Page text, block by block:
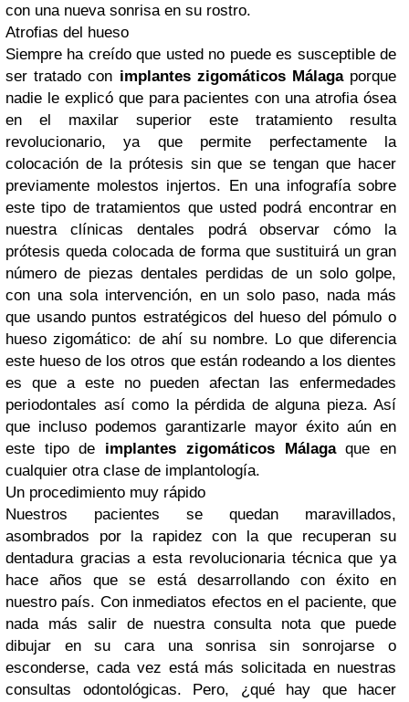
con una nueva sonrisa en su rostro.
Atrofias del hueso
Siempre ha creído que usted no puede es susceptible de
ser tratado con implantes zigomáticos Málagaporque
nadie le explicó que para pacientes con una atrofia ósea
en el maxilar superior este tratamiento resulta
revolucionario, ya que permite perfectamente la
colocación de la prótesis sin que se tengan que hacer
previamente molestos injertos. En una infografía sobre
este tipo de tratamientos que usted podrá encontrar en
nuestra clínicas dentales podrá observar cómo la
prótesis queda colocada de forma que sustituirá un gran
número de piezas dentales perdidas de un solo golpe,
con una sola intervención, en un solo paso, nada más
que usando puntos estratégicos del hueso del pómulo o
hueso zigomático: de ahí su nombre. Lo que diferencia
este hueso de los otros que están rodeando a los dientes
es que a este no pueden afectan las enfermedades
periodontales así como la pérdida de alguna pieza. Así
que incluso podemos garantizarle mayor éxito aún en
este tipo de implantes zigomáticos Málagaque en
cualquier otra clase de implantología.
Un procedimiento muy rápido
Nuestros pacientes se quedan maravillados,
asombrados por la rapidez con la que recuperan su
dentadura gracias a esta revolucionaria técnica que ya
hace años que se está desarrollando con éxito en
nuestro país. Con inmediatos efectos en el paciente, que
nada más salir de nuestra consulta nota que puede
dibujar en su cara una sonrisa sin sonrojarse o
esconderse, cada vez está más solicitada en nuestras
consultas odontológicas. Pero, ¿qué hay que hacer